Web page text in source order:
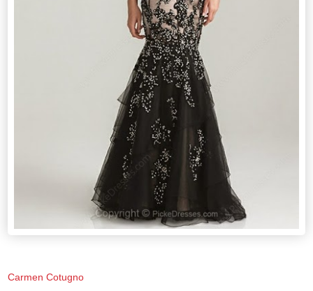
Carmen Cotugno